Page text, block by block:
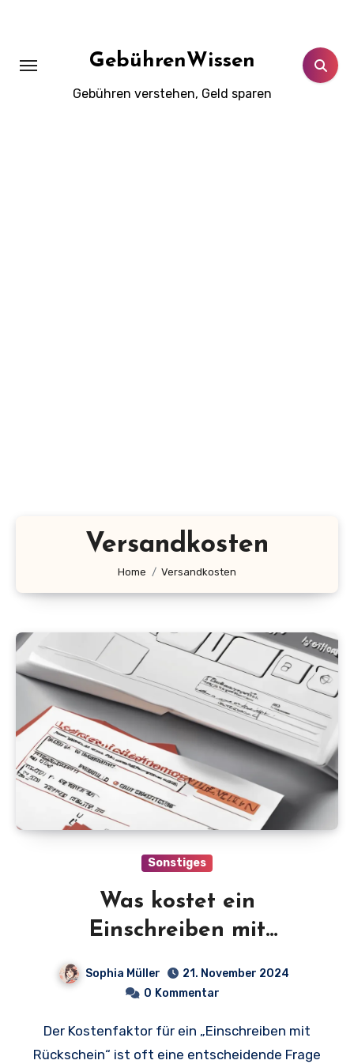
GebührenWissen
Gebühren verstehen, Geld sparen
Versandkosten
Home Versandkosten
Sonstiges
Was kostet ein
Einschreiben mit
Rückschein? Alle Preise
und wichtige
Blick!
Sophia Müller
21. November 2024
0 Kommentar
Der Kostenfaktor für ein „Einschreiben mit
Rückschein“ ist oft eine entscheidende Frage